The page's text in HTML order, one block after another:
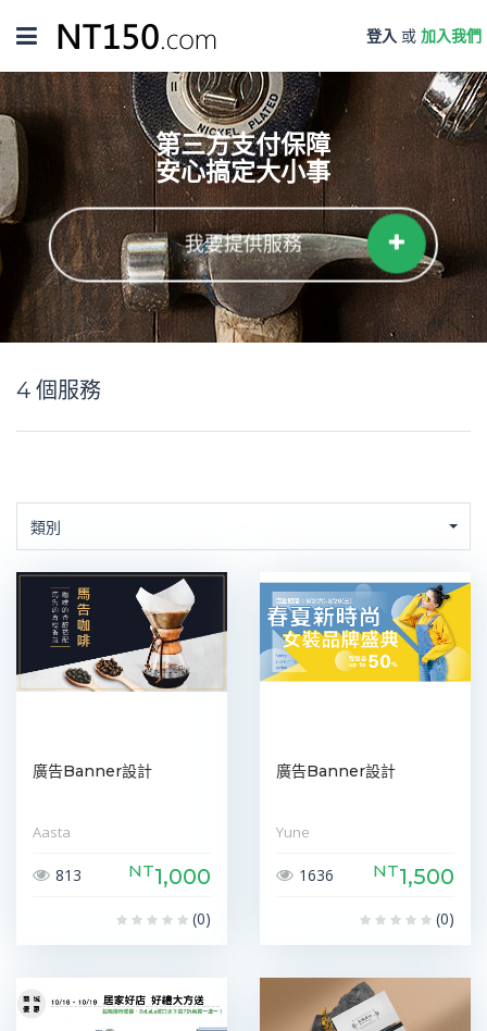
Toggle
navigation
登入 或 加入我們
第三方支付保障
安心搞定大小事
我要提供服務
4 個服務
類別
廣告Banner設計
Aasta
813 NT1,000
(0)
廣告Banner設計
Yune
1636 NT1,500
(0)